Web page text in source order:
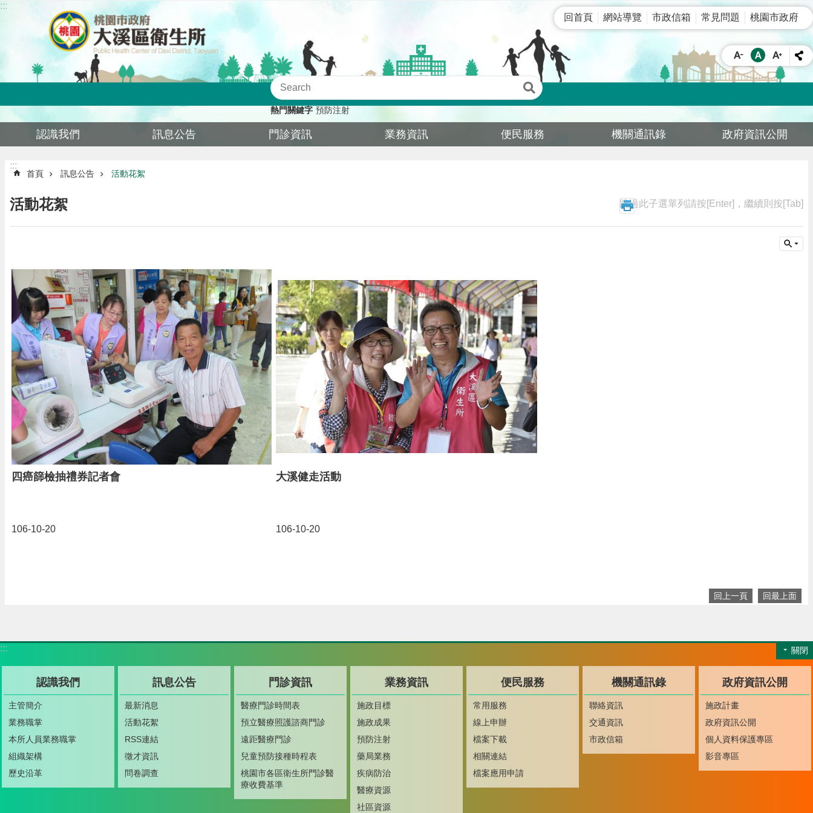
跳到主要內容區塊
:::
回首頁
網站導覽 市政信箱 常見問題 桃園市政府
熱門關鍵字 預防注射
認識我們 訊息公告 門診資訊 業務資訊 便民服務 機關通訊錄 政府資訊公開
:::
首頁 訊息公告 活動花絮
活動花絮 跳過此子選單列請按[Enter]，繼續則按[Tab]
四癌篩檢抽禮券記者會
106-10-20
大溪健走活動
106-10-20
回上一頁 回最上面
關閉
:::
認識我們
主管簡介
業務職掌
本所人員業務職掌
組織架構
歷史沿革
訊息公告
最新消息
活動花絮
RSS連結
徵才資訊
問卷調查
門診資訊
醫療門診時間表
預立醫療照護諮商門診
遠距醫療門診
兒童預防接種時程表
桃園市各區衛生所門診醫
療收費基準
業務資訊
施政目標
施政成果
預防注射
藥局業務
疾病防治
醫療資源
社區資源
便民服務
常用服務
線上申辦
檔案下載
相關連結
檔案應用申請
機關通訊錄
聯絡資訊
交通資訊
市政信箱
政府資訊公開
施政計畫
政府資訊公開
個人資料保護專區
影音專區